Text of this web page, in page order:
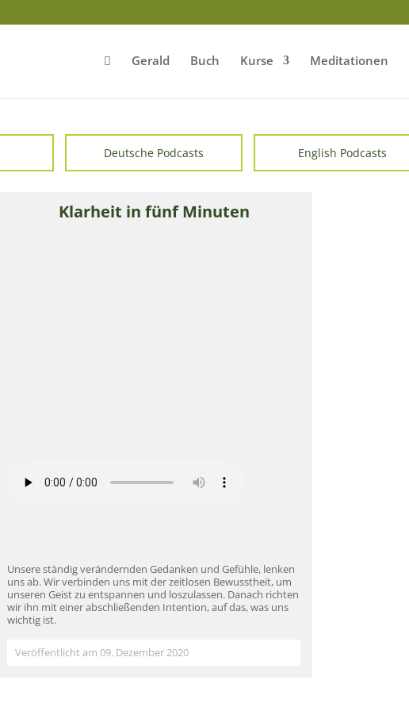
Gerald Buch Kurse Meditationen
Deutsche Podcasts English Podcasts
Klarheit in fünf Minuten
Unsere ständig verändernden Gedanken und Gefühle, lenken
uns ab. Wir verbinden uns mit der zeitlosen Bewusstheit, um
unseren Geist zu entspannen und loszulassen. Danach richten
wir ihn mit einer abschließenden Intention, auf das, was uns
wichtig ist.
Veröffentlicht am 09. Dezember 2020